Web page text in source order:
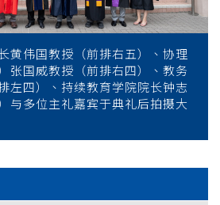
黄伟国教授（前排右五）、协理
张国威教授（前排右四）、教务
左四）、持续教育学院院长钟志
与多位主礼嘉宾于典礼后拍摄大